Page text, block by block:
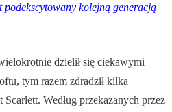
podekscytowany kolejną generacją
dzielił się ciekawymi
tym razem zdradził kilka
Według przekazanych przez